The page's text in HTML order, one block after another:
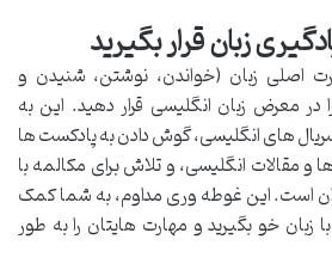
زبان قرار بگیرید
اصلی زبان (خواندن، نوشتن، شنیدن و
معرض زبان انگلیسی قرار دهید. این به
های انگلیسی، گوش دادن به پادکست ها
مقالات انگلیسی، و تلاش برای مکالمه با
است. این غوطه وری مداوم، به شما کمک
خو بگیرید و مهارت هایتان را به طور